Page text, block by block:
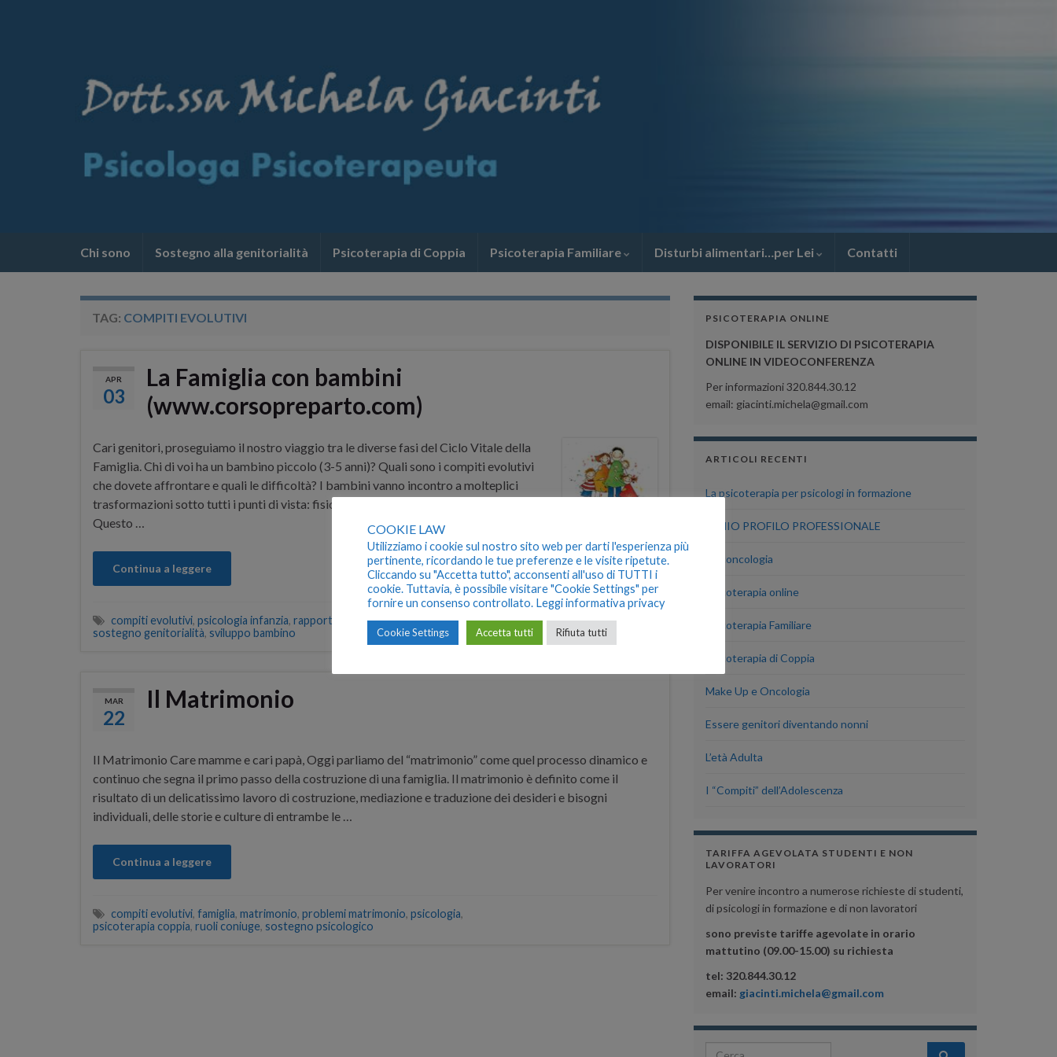
Chi sono Sostegno alla genitorialità Psicoterapia di Coppia Psicoterapia Familiare Disturbi alimentari…per Lei Contatti
TAG: COMPITI EVOLUTIVI
APR
03
La Famiglia con bambini
(www.corsopreparto.com)
Cari genitori, proseguiamo il nostro viaggio tra le diverse fasi del Ciclo Vitale della
Famiglia. Chi di voi ha un bambino piccolo (3-5 anni)? Quali sono i compiti evolutivi
che dovete affrontare e quali le difficoltà? I bambini vanno incontro a molteplici
trasformazioni sotto tutti i punti di vista: fisico, cognitivo, affettivo e relazionale.
Questo …
Continua a leggere
compiti evolutivi, psicologia infanzia, rapporto genitori figli,scuola,
sostegno genitorialità, sviluppo bambino
MAR
22
Il Matrimonio
Il Matrimonio Care mamme e cari papà, Oggi parliamo del “matrimonio” come quel processo dinamico e
continuo che segna il primo passo della costruzione di una famiglia. Il matrimonio è definito come il
risultato di un delicatissimo lavoro di costruzione, mediazione e traduzione dei desideri e bisogni
individuali, delle storie e culture di entrambe le …
Continua a leggere
compiti evolutivi, famiglia, matrimonio, problemi matrimonio, psicologia,
psicoterapia coppia, ruoli coniuge, sostegno psicologico
PSICOTERAPIA ONLINE
DISPONIBILE IL SERVIZIO DI PSICOTERAPIA
ONLINE IN VIDEOCONFERENZA
Per informazioni 320.844.30.12
email: giacinti.michela@gmail.com
ARTICOLI RECENTI
La psicoterapia per psicologi in formazione
IL MIO PROFILO PROFESSIONALE
Psiconcologia
Psicoterapia online
Psicoterapia Familiare
Psicoterapia di Coppia
Make Up e Oncologia
Essere genitori diventando nonni
L’età Adulta
I “Compiti” dell’Adolescenza
TARIFFA AGEVOLATA STUDENTI E NON
LAVORATORI
Per venire incontro a numerose richieste di studenti,
di psicologi in formazione e di non lavoratori
sono previste tariffe agevolate in orario
mattutino (09.00-15.00) su richiesta
tel: 320.844.30.12
email: giacinti.michela@gmail.com
Search for:
COOKIE LAW
Utilizziamo i cookie sul nostro sito web per darti l'esperienza più
pertinente, ricordando le tue preferenze e le visite ripetute.
Cliccando su "Accetta tutto", acconsenti all'uso di TUTTI i
cookie. Tuttavia, è possibile visitare "Cookie Settings" per
fornire un consenso controllato. Leggi informativa privacy
Cookie Settings Accetta tutti Rifiuta tutti